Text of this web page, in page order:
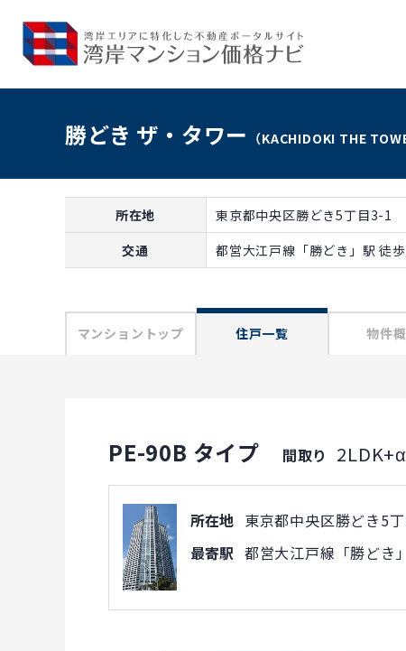
勝どき ザ・タワー （KACHIDOKI THE
所在地 東京都中央区勝どき5丁目3-1
交通
都営大江戸線「勝どき」駅 徒
マンショントップ 住戸一覧 物件
PE-90B タイプ 間取り 2LDK+α
所在地 東京都中央区勝どき5
最寄駅 都営大江戸線「勝どき